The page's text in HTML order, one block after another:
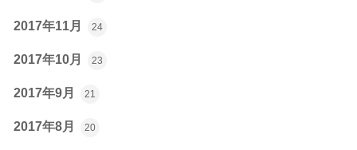
2017年11月 24
2017年10月 23
2017年9月 21
2017年8月 20